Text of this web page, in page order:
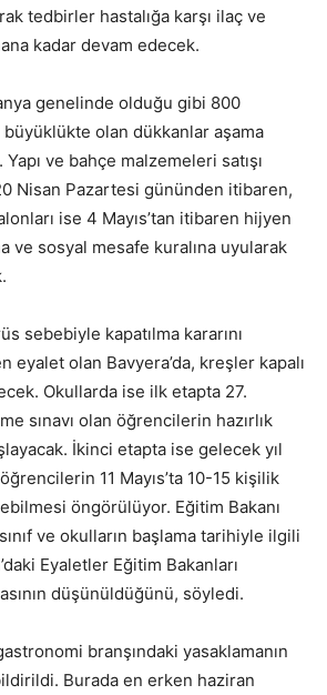
tedbirler hastalığa karşı ilaç ve
kadar devam edecek.
genelinde olduğu gibi 800
olan dükkanlar aşama
ve bahçe malzemeleri satışı
Nisan Pazartesi gününden itibaren,
ise 4 Mayıs’tan itibaren hijyen
ve sosyal mesafe kuralına uyularak
sebebiyle kapatılma kararını
eyalet olan Bavyera’da, kreşler kapalı
Okullarda ise ilk etapta 27.
sınavı olan öğrencilerin hazırlık
İkinci etapta ise gelecek yıl
11 Mayıs’ta 10-15 kişilik
öngörülüyor. Eğitim Bakanı
ve okulların başlama tarihiyle ilgili
Eyaletler Eğitim Bakanları
düşünüldüğünü, söyledi.
branşındaki yasaklamanın
Burada en erken haziran